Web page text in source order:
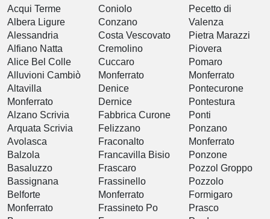
Acqui Terme
Albera Ligure
Alessandria
Alfiano Natta
Alice Bel Colle
Alluvioni Cambiò
Altavilla
Monferrato
Alzano Scrivia
Arquata Scrivia
Avolasca
Balzola
Basaluzzo
Bassignana
Belforte
Monferrato
Coniolo
Conzano
Costa Vescovato
Cremolino
Cuccaro
Monferrato
Denice
Dernice
Fabbrica Curone
Felizzano
Fraconalto
Francavilla Bisio
Frascaro
Frassinello
Monferrato
Frassineto Po
Pecetto di
Valenza
Pietra Marazzi
Piovera
Pomaro
Monferrato
Pontecurone
Pontestura
Ponti
Ponzano
Monferrato
Ponzone
Pozzol Groppo
Pozzolo
Formigaro
Prasco